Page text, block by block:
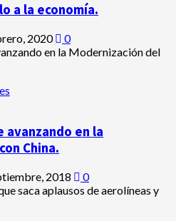
a la economía.
2020 0
avanzando en la
China.
2018 0